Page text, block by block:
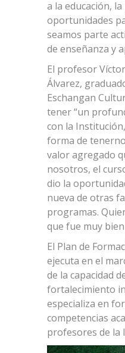
a la educación,
oportunidades
seamos parte
de enseñanza y
El profesor
Álvarez,
Eschangan
tener “un
con la
forma de
valor agregado
nosotros, el
dio la
nueva de otras
programas.
que fue muy
El Plan de
ejecuta en el
de la capacidad
fortalecimiento
especializa en
competencias
profesores de la